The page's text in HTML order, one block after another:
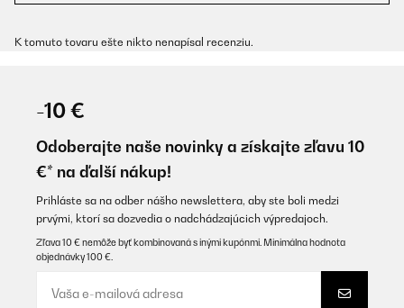
K tomuto tovaru ešte nikto nenapísal recenziu.
-10 €
Odoberajte naše novinky a získajte zľavu 10
€* na ďalší nákup!
Prihláste sa na odber nášho newslettera, aby ste boli medzi
prvými, ktorí sa dozvedia o nadchádzajúcich výpredajoch.
Zľava 10 € nemôže byť kombinovaná s inými kupónmi. Minimálna hodnota
objednávky 100 €.